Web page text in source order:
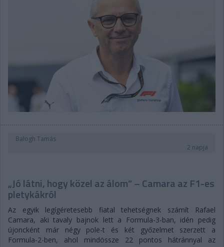
Balogh Tamás
2 napja
„Jó látni, hogy közel az álom” – Camara az F1-es
pletykákról
Az egyik legígéretesebb fiatal tehetségnek számít Rafael
Camara, aki tavaly bajnok lett a Formula-3-ban, idén pedig
újoncként már négy pole-t és két győzelmet szerzett a
Formula-2-ben, ahol mindössze 22 pontos hátránnyal az